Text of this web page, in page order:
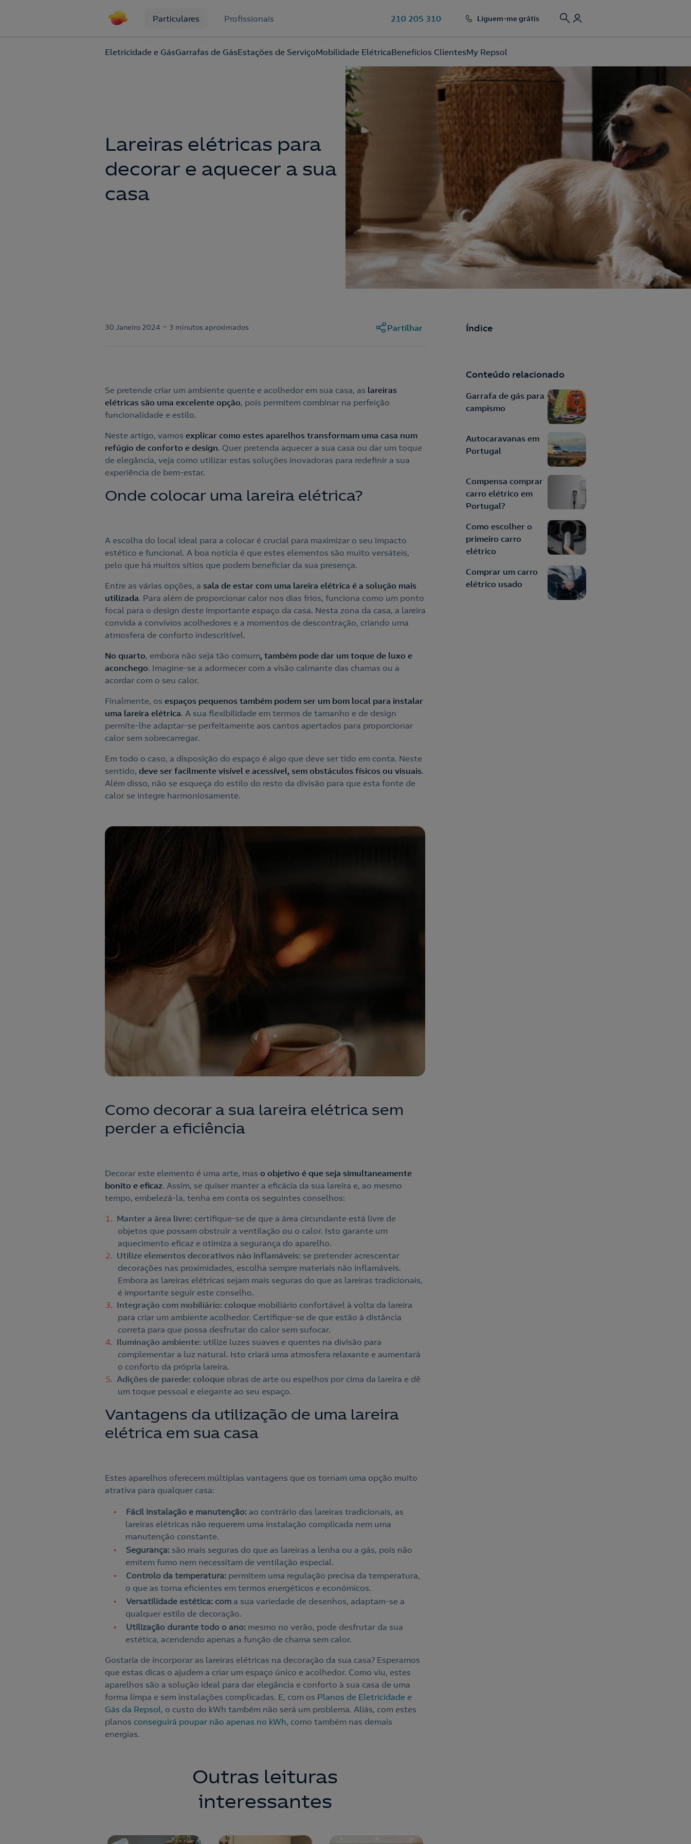
Particulares Profissionais 210 205 310 Liguem-me grátis
Eletricidade e GásGarrafas de GásEstações de ServiçoMobilidade ElétricaBenefícios ClientesMy Repsol
Ao preencher este formulário, entraremos em contacto consigo
para lhe fazer chegar a nossa oferta de Eletricidade e Gás.
Política de Privacidade
Lareiras elétricas para
decorar e aquecer a sua
casa
30 Janeiro 2024 - 3 minutos aproximados Partilhar
Se pretende criar um ambiente quente e acolhedor em sua casa, as lareiras
elétricas são uma excelente opção, pois permitem combinar na perfeição
funcionalidade e estilo.
Neste artigo, vamos explicar como estes aparelhos transformam uma casa num
refúgio de conforto e design. Quer pretenda aquecer a sua casa ou dar um toque
de elegância, veja como utilizar estas soluções inovadoras para redefinir a sua
experiência de bem-estar.
Onde colocar uma lareira elétrica?
A escolha do local ideal para a colocar é crucial para maximizar o seu impacto
estético e funcional. A boa notícia é que estes elementos são muito versáteis,
pelo que há muitos sítios que podem beneficiar da sua presença.
Entre as várias opções, a sala de estar com uma lareira elétrica é a solução mais
utilizada. Para além de proporcionar calor nos dias frios, funciona como um ponto
focal para o design deste importante espaço da casa. Nesta zona da casa, a lareira
convida a convívios acolhedores e a momentos de descontração, criando uma
atmosfera de conforto indescritível.
No quarto, embora não seja tão comum, também pode dar um toque de luxo e
aconchego. Imagine-se a adormecer com a visão calmante das chamas ou a
acordar com o seu calor.
Finalmente, os espaços pequenos também podem ser um bom local para instalar
uma lareira elétrica. A sua flexibilidade em termos de tamanho e de design
permite-lhe adaptar-se perfeitamente aos cantos apertados para proporcionar
calor sem sobrecarregar.
Em todo o caso, a disposição do espaço é algo que deve ser tido em conta. Neste
sentido, deve ser facilmente visível e acessível, sem obstáculos físicos ou visuais.
Além disso, não se esqueça do estilo do resto da divisão para que esta fonte de
calor se integre harmoniosamente.
Como decorar a sua lareira elétrica sem
perder a eficiência
Decorar este elemento é uma arte, mas o objetivo é que seja simultaneamente
bonito e eficaz. Assim, se quiser manter a eficácia da sua lareira e, ao mesmo
tempo, embelezá-la, tenha em conta os seguintes conselhos:
Manter a área livre: certifique-se de que a área circundante está livre de
objetos que possam obstruir a ventilação ou o calor. Isto garante um
aquecimento eficaz e otimiza a segurança do aparelho.
Utilize elementos decorativos não inflamáveis: se pretender acrescentar
decorações nas proximidades, escolha sempre materiais não inflamáveis.
Embora as lareiras elétricas sejam mais seguras do que as lareiras tradicionais,
é importante seguir este conselho.
Integração com mobiliário: coloque mobiliário confortável à volta da lareira
para criar um ambiente acolhedor. Certifique-se de que estão à distância
correta para que possa desfrutar do calor sem sufocar.
Iluminação ambiente: utilize luzes suaves e quentes na divisão para
complementar a luz natural. Isto criará uma atmosfera relaxante e aumentará
o conforto da própria lareira.
Adições de parede: coloque obras de arte ou espelhos por cima da lareira e dê
um toque pessoal e elegante ao seu espaço.
Vantagens da utilização de uma lareira
elétrica em sua casa
Estes aparelhos oferecem múltiplas vantagens que os tornam uma opção muito
atrativa para qualquer casa:
Fácil instalação e manutenção: ao contrário das lareiras tradicionais, as
lareiras elétricas não requerem uma instalação complicada nem uma
manutenção constante.
Segurança: são mais seguras do que as lareiras a lenha ou a gás, pois não
emitem fumo nem necessitam de ventilação especial.
Controlo da temperatura: permitem uma regulação precisa da temperatura,
o que as torna eficientes em termos energéticos e económicos.
Versatilidade estética: com a sua variedade de desenhos, adaptam-se a
qualquer estilo de decoração.
Utilização durante todo o ano: mesmo no verão, pode desfrutar da sua
estética, acendendo apenas a função de chama sem calor.
Gostaria de incorporar as lareiras elétricas na decoração da sua casa? Esperamos
que estas dicas o ajudem a criar um espaço único e acolhedor. Como viu, estes
aparelhos são a solução ideal para dar elegância e conforto à sua casa de uma
forma limpa e sem instalações complicadas. E, com os Planos de Eletricidade e
Gás da Repsol, o custo do kWh também não será um problema. Aliás, com estes
planos conseguirá poupar não apenas no kWh, como também nas demais
energias.
Outras leituras
interessantes
Índice
Conteúdo relacionado
Garrafa de gás para
campismo
Autocaravanas em
Portugal
Compensa comprar
carro elétrico em
Portugal?
Como escolher o
primeiro carro
elétrico
Comprar um carro
elétrico usado